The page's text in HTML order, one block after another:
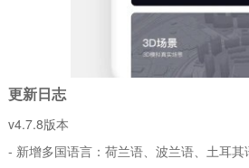
更新日志
v4.7.8版本
- 新增多国语言：荷兰语、波兰语、土耳其